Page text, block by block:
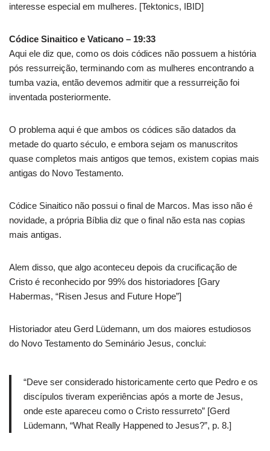
interesse especial em mulheres. [Tektonics, IBID]
Códice Sinaitico e Vaticano – 19:33
Aqui ele diz que, como os dois códices não possuem a história
pós ressurreição, terminando com as mulheres encontrando a
tumba vazia, então devemos admitir que a ressurreição foi
inventada posteriormente.
O problema aqui é que ambos os códices são datados da
metade do quarto século, e embora sejam os manuscritos
quase completos mais antigos que temos, existem copias mais
antigas do Novo Testamento.
Códice Sinaitico não possui o final de Marcos. Mas isso não é
novidade, a própria Bíblia diz que o final não esta nas copias
mais antigas.
Alem disso, que algo aconteceu depois da crucificação de
Cristo é reconhecido por 99% dos historiadores [Gary
Habermas, “Risen Jesus and Future Hope”]
Historiador ateu Gerd Lüdemann, um dos maiores estudiosos
do Novo Testamento do Seminário Jesus, conclui:
“Deve ser considerado historicamente certo que Pedro e os
discípulos tiveram experiências após a morte de Jesus,
onde este apareceu como o Cristo ressurreto” [Gerd
Lüdemann, “What Really Happened to Jesus?”, p. 8.]